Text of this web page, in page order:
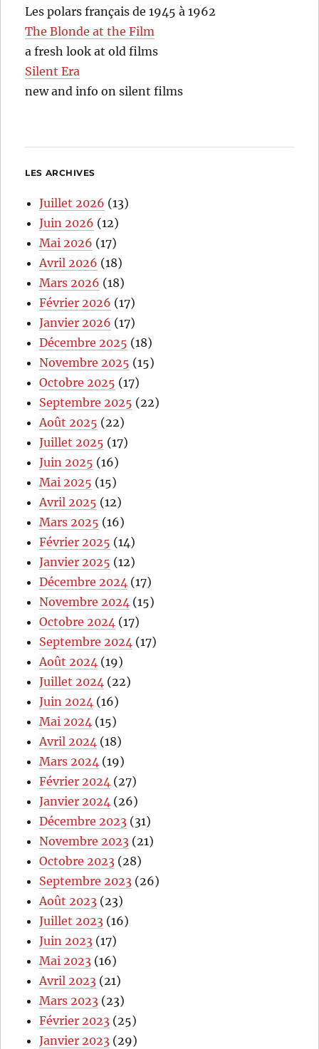
Les polars français de 1945 à 1962
The Blonde at the Film
a fresh look at old films
Silent Era
new and info on silent films
LES ARCHIVES
Juillet 2026 (13)
Juin 2026 (12)
Mai 2026 (17)
Avril 2026 (18)
Mars 2026 (18)
Février 2026 (17)
Janvier 2026 (17)
Décembre 2025 (18)
Novembre 2025 (15)
Octobre 2025 (17)
Septembre 2025 (22)
Août 2025 (22)
Juillet 2025 (17)
Juin 2025 (16)
Mai 2025 (15)
Avril 2025 (12)
Mars 2025 (16)
Février 2025 (14)
Janvier 2025 (12)
Décembre 2024 (17)
Novembre 2024 (15)
Octobre 2024 (17)
Septembre 2024 (17)
Août 2024 (19)
Juillet 2024 (22)
Juin 2024 (16)
Mai 2024 (15)
Avril 2024 (18)
Mars 2024 (19)
Février 2024 (27)
Janvier 2024 (26)
Décembre 2023 (31)
Novembre 2023 (21)
Octobre 2023 (28)
Septembre 2023 (26)
Août 2023 (23)
Juillet 2023 (16)
Juin 2023 (17)
Mai 2023 (16)
Avril 2023 (21)
Mars 2023 (23)
Février 2023 (25)
Janvier 2023 (29)